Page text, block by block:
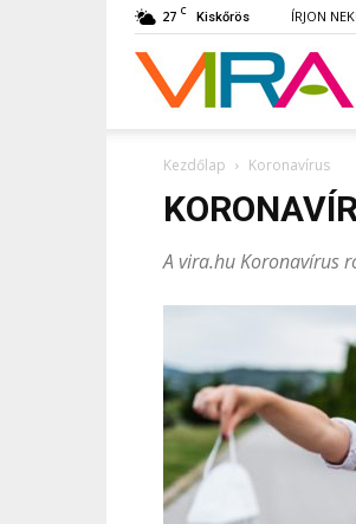
27 C Kiskőrös ÍRJON
VIRA
Kezdőlap Koronavírus
A vira.hu Koronavírus